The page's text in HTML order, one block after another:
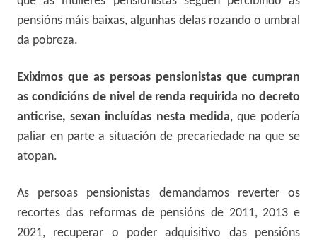
pensións máis baixas, algunhas delas rozando o umbral
da pobreza.
Exiximos que as persoas pensionistas que cumpran
as condicións de nivel de renda requirida no decreto
anticrise, sexan incluídas nesta medida, que podería
paliar en parte a situación de precariedade na que se
atopan.
As persoas pensionistas demandamos reverter os
recortes das reformas de pensións de 2011, 2013 e
2021, recuperar o poder adquisitivo das pensións